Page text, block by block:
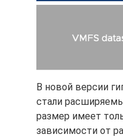
В новой версии
стали
размер имеет
зависимости от